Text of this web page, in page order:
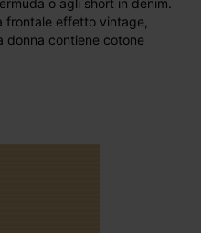
o agli short in denim.
frontale effetto vintage,
donna contiene cotone